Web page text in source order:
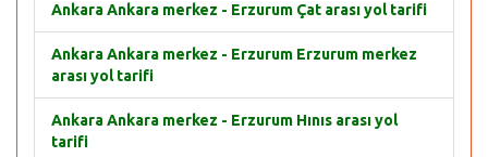
Ankara Ankara merkez - Erzurum Çat arası yol tarifi
Ankara Ankara merkez - Erzurum Erzurum merkez
arası yol tarifi
Ankara Ankara merkez - Erzurum Hınıs arası yol
tarifi